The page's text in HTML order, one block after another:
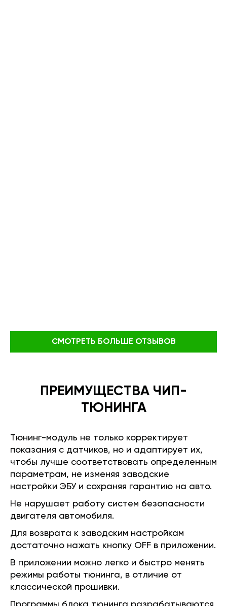
СМОТРЕТЬ БОЛЬШЕ ОТЗЫВОВ
ПРЕИМУЩЕСТВА ЧИП-
ТЮНИНГА
Тюнинг-модуль не только корректирует
показания с датчиков, но и адаптирует их,
чтобы лучше соответствовать определенным
параметрам, не изменяя заводские
настройки ЭБУ и сохраняя гарантию на авто.
Не нарушает работу систем безопасности
двигателя автомобиля.
Для возврата к заводским настройкам
достаточно нажать кнопку OFF в приложении.
В приложении можно легко и быстро менять
режимы работы тюнинга, в отличие от
классической прошивки.